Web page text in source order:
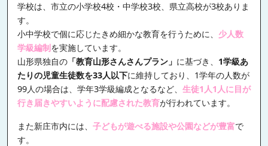
学校は、市立の小学校4校・中学校3校、県立高校が3校ありま
す。
小中学校で個に応じたきめ細かな教育を行うために、 少人数
学級編制を実施しています。
山形県独自の 「教育山形さんさんプラン」 に基づき、 1学級あ
たりの児童生徒数を33人以下に維持しており、1学年の人数が
99人の場合は、学年3学級編成となるなど、 生徒1人1人に目が
行き届きやすいように配慮された教育が行われています。
また新庄市内には、 子どもが遊べる施設や公園などが豊富で
す。